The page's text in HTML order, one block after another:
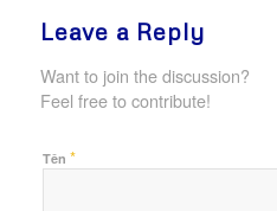
Leave a Reply
Want to join the discussion?
Feel free to contribute!
Tên *